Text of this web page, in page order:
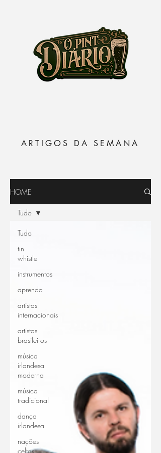
ARTIGOS DA SEMANA
HOME
Tudo
tin
whistle
instrumentos
aprenda
artistas
internacionais
artistas
brasileiros
música
irlandesa
moderna
música
tradicional
dança
irlandesa
nações
celtas
Tudo